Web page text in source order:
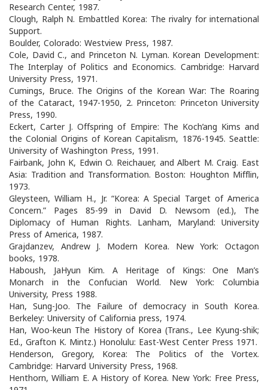
Research Center, 1987.
Clough, Ralph N. Embattled Korea: The rivalry for international
Support.
Boulder, Colorado: Westview Press, 1987.
Cole, David C., and Princeton N. Lyman. Korean Development:
The Interplay of Politics and Economics. Cambridge: Harvard
University Press, 1971.
Cumings, Bruce. The Origins of the Korean War: The Roaring
of the Cataract, 1947-1950, 2. Princeton: Princeton University
Press, 1990.
Eckert, Carter J. Offspring of Empire: The Koch’ang Kims and
the Colonial Origins of Korean Capitalism, 1876-1945. Seattle:
University of Washington Press, 1991.
Fairbank, John K, Edwin O. Reichauer, and Albert M. Craig. East
Asia: Tradition and Transformation. Boston: Houghton Mifflin,
1973.
Gleysteen, William H., Jr. “Korea: A Special Target of America
Concern.” Pages 85-99 in David D. Newsom (ed.), The
Diplomacy of Human Rights. Lanham, Maryland: University
Press of America, 1987.
Grajdanzev, Andrew J. Modern Korea. New York: Octagon
books, 1978.
Haboush, JaHyun Kim. A Heritage of Kings: One Man’s
Monarch in the Confucian World. New York: Columbia
University, Press 1988.
Han, Sung-Joo. The Failure of democracy in South Korea.
Berkeley: University of California press, 1974.
Han, Woo-keun The History of Korea (Trans., Lee Kyung-shik;
Ed., Grafton K. Mintz.) Honolulu: East-West Center Press 1971.
Henderson, Gregory, Korea: The Politics of the Vortex.
Cambridge: Harvard University Press, 1968.
Henthorn, William E. A History of Korea. New York: Free Press,